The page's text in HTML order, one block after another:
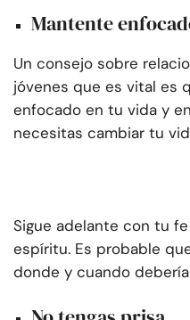
Mantente
Un consejo sobre
jóvenes que es vital es
enfocado en tu vida y
necesitas cambiar tu
Sigue adelante con tu
espíritu. Es probable
donde y cuando